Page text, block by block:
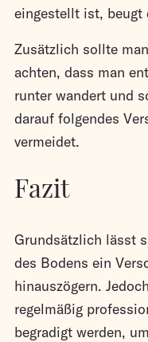
eingestellt ist, beugt
Zusätzlich sollte
achten, dass man
runter wandert und
darauf folgendes
vermeidet.
Fazit
Grundsätzlich lässt
des Bodens ein
hinauszögern.
regelmäßig
begradigt werden,